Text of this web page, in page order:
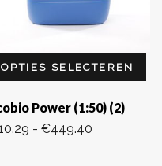
OPTIES SELECTEREN
Power (1:50) (2)
- €449.40